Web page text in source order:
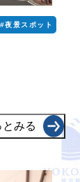
#夜景スポット
とみる